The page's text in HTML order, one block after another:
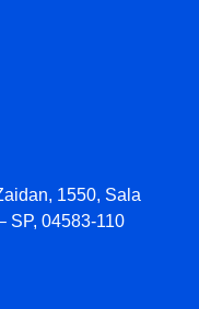
1550, Sala
SP, 04583-110